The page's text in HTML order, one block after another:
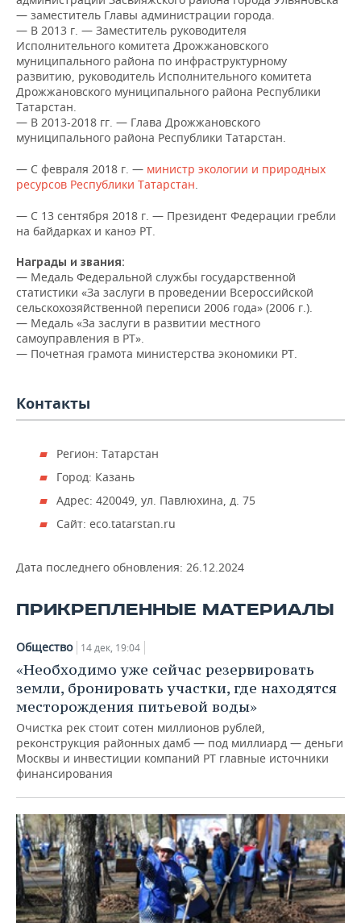
— заместитель Главы администрации города.
— В 2013 г. — Заместитель руководителя
Исполнительного комитета Дрожжановского
муниципального района по инфраструктурному
развитию, руководитель Исполнительного комитета
Дрожжановского муниципального района Республики
Татарстан.
— В 2013-2018 гг. — Глава Дрожжановского
муниципального района Республики Татарстан.
— С февраля 2018 г. — министр экологии и природных
ресурсов Республики Татарстан.
— С 13 сентября 2018 г. — Президент Федерации гребли
на байдарках и каноэ РТ.
Награды и звания:
— Медаль Федеральной службы государственной
статистики «За заслуги в проведении Всероссийской
сельскохозяйственной переписи 2006 года» (2006 г.).
— Медаль «За заслуги в развитии местного
самоуправления в РТ».
— Почетная грамота министерства экономики РТ.
Контакты
Регион: Татарстан
Город: Казань
Адрес: 420049, ул. Павлюхина, д. 75
Сайт: eco.tatarstan.ru
Дата последнего обновления: 26.12.2024
ПРИКРЕПЛЕННЫЕ МАТЕРИАЛЫ
Общество 14 дек, 19:04
«Необходимо уже сейчас резервировать
земли, бронировать участки, где находятся
месторождения питьевой воды»
Очистка рек стоит сотен миллионов рублей,
реконструкция районных дамб — под миллиард — деньги
Москвы и инвестиции компаний РТ главные источники
финансирования